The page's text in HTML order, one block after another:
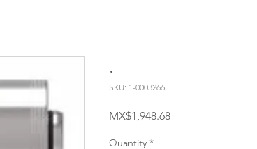
.
SKU: 1-0003266
MX$1,948.68Price
Quantity *